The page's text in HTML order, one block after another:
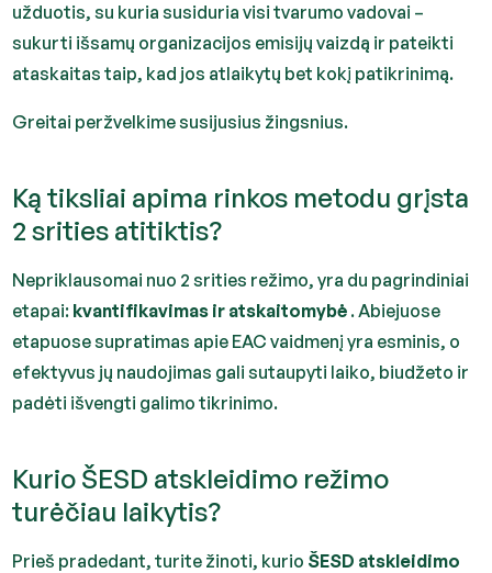
užduotis, su kuria susiduria visi tvarumo vadovai –
sukurti išsamų organizacijos emisijų vaizdą ir pateikti
ataskaitas taip, kad jos atlaikytų bet kokį patikrinimą.
Greitai peržvelkime susijusius žingsnius.
Ką tiksliai apima rinkos metodu grįsta
2 srities atitiktis?
Nepriklausomai nuo 2 srities režimo, yra du pagrindiniai
etapai: kvantifikavimas ir atskaitomybė . Abiejuose
etapuose supratimas apie EAC vaidmenį yra esminis, o
efektyvus jų naudojimas gali sutaupyti laiko, biudžeto ir
padėti išvengti galimo tikrinimo.
Kurio ŠESD atskleidimo režimo
turėčiau laikytis?
Prieš pradedant, turite žinoti, kurio ŠESD atskleidimo